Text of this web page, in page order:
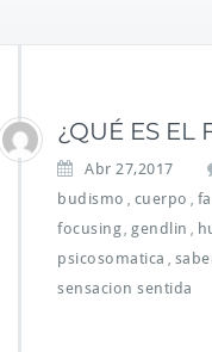
¿QUÉ ES EL
Abr 27,2017
budismo
cuerpo
focusing gendlin
psicosomatica
sensacion sentida